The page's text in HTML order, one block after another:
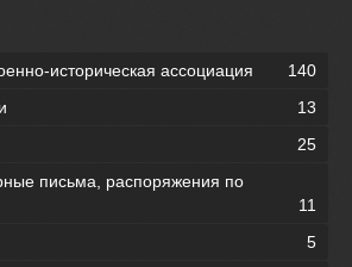
историческая ассоциация
140
13
25
письма, распоряжения по
11
5